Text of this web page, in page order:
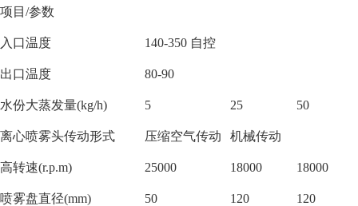
项目 /参数
入口温度 140-350 自控
出口温度 80-90
水份大蒸发量(kg/h) 5 25 50
离心喷雾头传动形式 压缩空气传动 机械传动
高转速(r.p.m) 25000 18000 18000
喷雾盘直径(mm) 50 120 120